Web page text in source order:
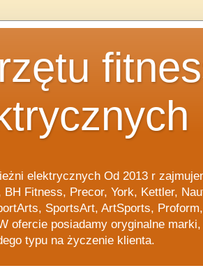
elektrycznych Od 2013 r
Fitness, Precor, York, Kettler,
SportsArt, ArtSports,
ofercie posiadamy oryginalne
typu na życzenie klienta.